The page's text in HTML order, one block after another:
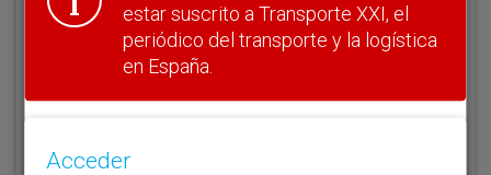
Clave
estar suscrito a Transporte XXI, el
periódico del transporte y la logística
en España.
Acceder